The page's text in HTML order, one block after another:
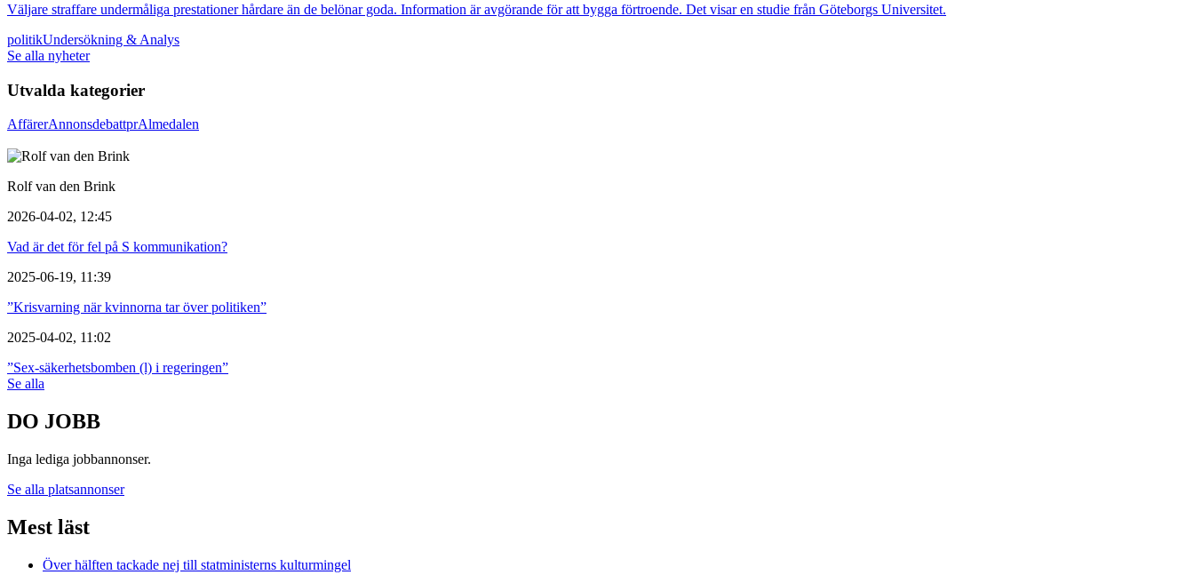
Väljare straffare undermåliga prestationer hårdare än de belönar goda. Information är avgörande för att bygga förtroende. Det visar en studie från Göteborgs Universitet.
politikUndersökning & Analys
Se alla nyheter
Utvalda kategorier
AffärerAnnonsdebattprAlmedalen
Rolf van den Brink
2026-04-02, 12:45
Vad är det för fel på S kommunikation?
2025-06-19, 11:39
”Krisvarning när kvinnorna tar över politiken”
2025-04-02, 11:02
”Sex-säkerhetsbomben (l) i regeringen”
Se alla
DO JOBB
Inga lediga jobbannonser.
Se alla platsannonser
Mest läst
Över hälften tackade nej till statministerns kulturmingel